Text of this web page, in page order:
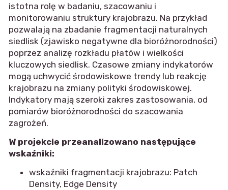
istotna rolę w badaniu, szacowaniu i
monitorowaniu struktury krajobrazu. Na przykład
pozwalają na zbadanie fragmentacji naturalnych
siedlisk (zjawisko negatywne dla bioróżnorodności)
poprzez analizę rozkładu płatów i wielkości
kluczowych siedlisk. Czasowe zmiany indykatorów
mogą uchwycić środowiskowe trendy lub reakcję
krajobrazu na zmiany polityki środowiskowej.
Indykatory mają szeroki zakres zastosowania, od
pomiarów bioróżnorodności do szacowania
zagrożeń.
W projekcie przeanalizowano następujące
wskaźniki:
wskaźniki fragmentacji krajobrazu: Patch
Density, Edge Density